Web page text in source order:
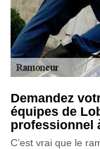
Demandez
équipes de
professionnel
C’est vrai que le